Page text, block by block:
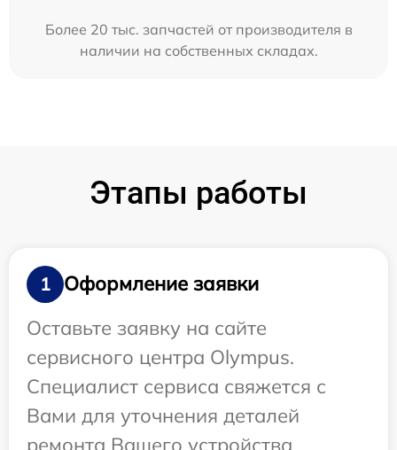
Более 20 тыс. запчастей от производителя в
наличии на собственных складах.
Этапы работы
1
Оформление заявки
Оставьте заявку на сайте
сервисного центра Olympus.
Специалист сервиса свяжется с
Вами для уточнения деталей
ремонта Вашего устройства